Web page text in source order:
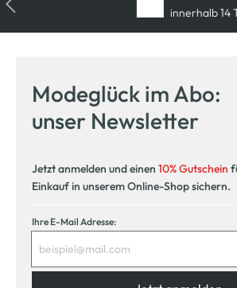
innerhalb 14 Tage
Modeglück im Abo:
unser Newsletter
Jetzt anmelden und einen 10% Gutschein
Einkauf in unserem Online-Shop sichern.
Ihre E-Mail Adresse: